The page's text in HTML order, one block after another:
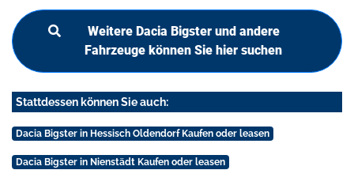
Weitere Dacia Bigster und andere
Fahrzeuge können Sie hier suchen
Stattdessen können Sie auch:
Dacia Bigster in Hessisch Oldendorf Kaufen oder leasen
Dacia Bigster in Nienstädt Kaufen oder leasen